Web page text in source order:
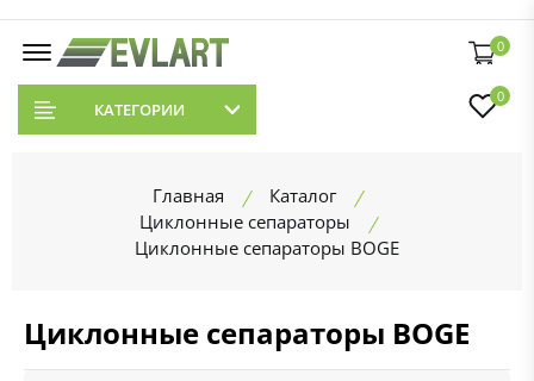
0
КАТЕГОРИИ
0
Главная
Каталог
Циклонные сепараторы
Циклонные сепараторы BOGE
Циклонные сепараторы BOGE